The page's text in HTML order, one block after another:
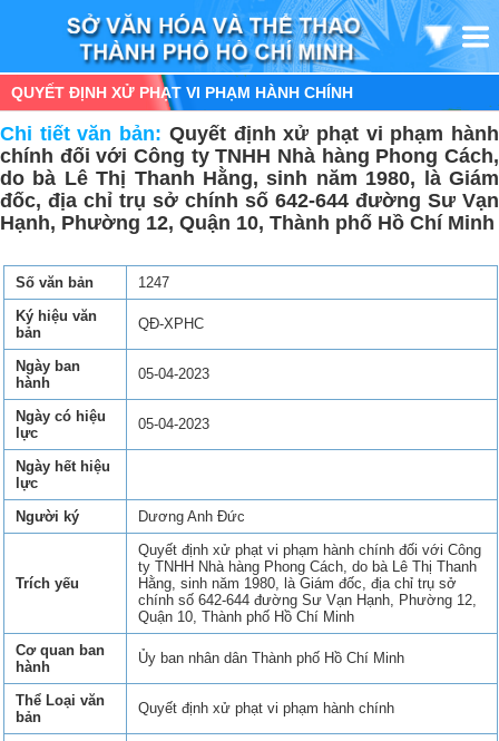
QUYẾT ĐỊNH XỬ PHẠT VI PHẠM HÀNH CHÍNH
Chi tiết văn bản: Quyết định xử phạt vi phạm hành
chính đối với Công ty TNHH Nhà hàng Phong Cách,
do bà Lê Thị Thanh Hằng, sinh năm 1980, là Giám
đốc, địa chỉ trụ sở chính số 642-644 đường Sư Vạn
Hạnh, Phường 12, Quận 10, Thành phố Hồ Chí Minh
Số văn bản
1247
Ký hiệu văn
bản
QĐ-XPHC
Ngày ban
hành
05-04-2023
Ngày có hiệu
lực
05-04-2023
Ngày hết hiệu
lực
Người ký
Dương Anh Đức
Trích yếu
Quyết định xử phạt vi phạm hành chính đối với Công
ty TNHH Nhà hàng Phong Cách, do bà Lê Thị Thanh
Hằng, sinh năm 1980, là Giám đốc, địa chỉ trụ sở
chính số 642-644 đường Sư Vạn Hạnh, Phường 12,
Quận 10, Thành phố Hồ Chí Minh
Cơ quan ban
hành
Ủy ban nhân dân Thành phố Hồ Chí Minh
Thể Loại văn
bản
Quyết định xử phạt vi phạm hành chính